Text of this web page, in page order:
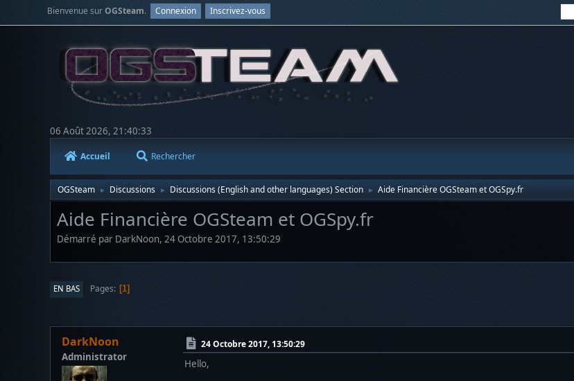
Bienvenue surOGSteam. Connexion Inscrivez-vous
06 Août 2026, 21:40:33
Accueil Rechercher
OGSteam ► Discussions ► Discussions (English and other languages) Section ► Aide Financière OGSteam et OGSpy.fr
Aide Financière OGSteam et OGSpy.fr
Démarré par DarkNoon, 24 Octobre 2017, 13:50:29
EN BAS Pages 1
DarkNoon
Administrator
24 Octobre 2017, 13:50:29
Hello,